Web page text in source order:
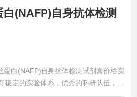
白(NAFP)自身抗体检测
蛋白(NAFP)自身抗体检测试剂盒价格实
稳定的实验体系，优秀的科研队伍，准
信赖的合作伙伴，凡购买我司的试剂盒